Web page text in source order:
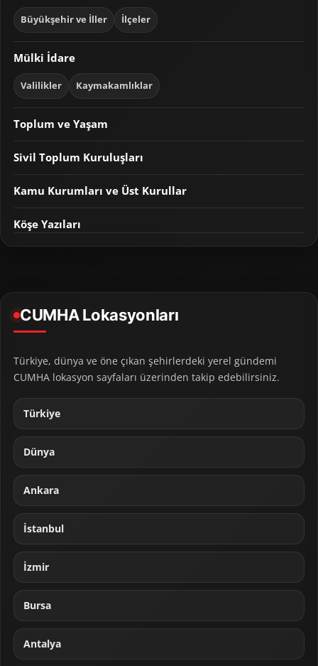
Büyükşehir ve İller İlçeler
Mülki İdare
Valilikler Kaymakamlıklar
Toplum ve Yaşam
Sivil Toplum Kuruluşları
Kamu Kurumları ve Üst Kurullar
Köşe Yazıları
CUMHA Lokasyonları
Türkiye, dünya ve öne çıkan şehirlerdeki yerel gündemi
CUMHA lokasyon sayfaları üzerinden takip edebilirsiniz.
Türkiye
Dünya
Ankara
İstanbul
İzmir
Bursa
Antalya